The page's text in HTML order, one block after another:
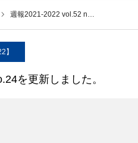
週報2021-2022 vol.52 n…
】
を更新しました。